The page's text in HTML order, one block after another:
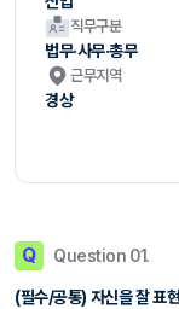
직무구분
법무·사무·총무
근무지역
경상
Q Question 01.
(필수/공통) 자신을 잘 표